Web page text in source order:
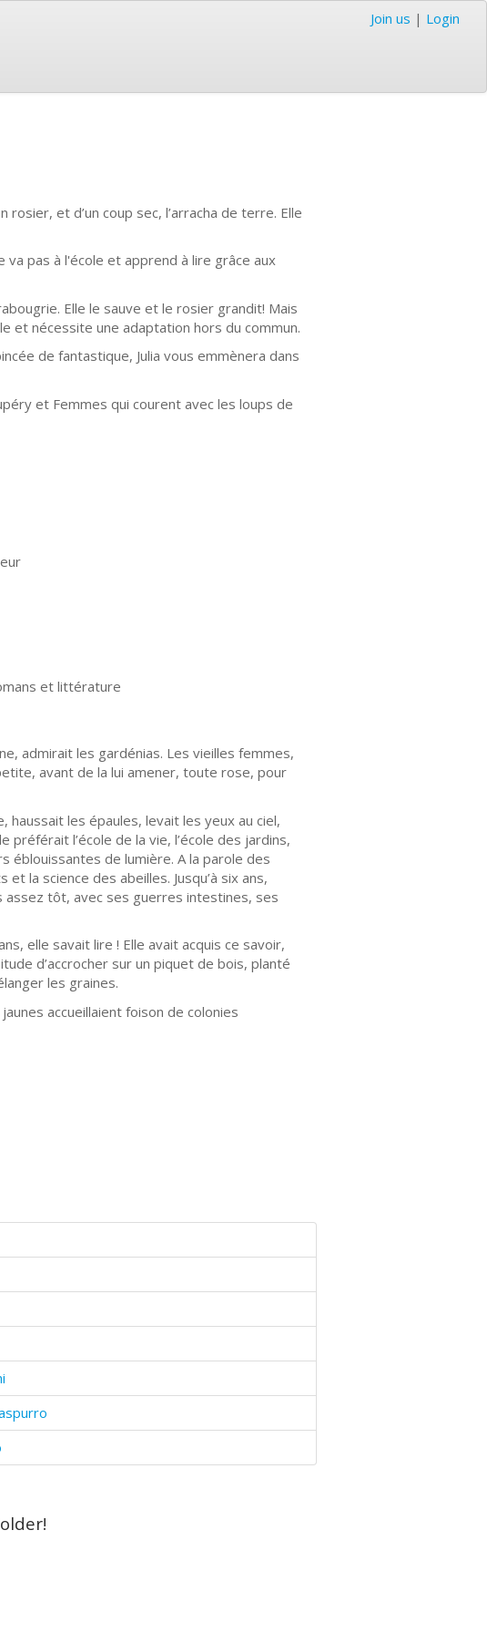
Join us | Login
et d’un coup sec, l’arracha de terre. Elle
va pas à l'école et apprend à lire grâce aux
Elle le sauve et le rosier grandit! Mais
et nécessite une adaptation hors du commun.
de fantastique, Julia vous emmènera dans
et Femmes qui courent avec les loups de
et littérature
admirait les gardénias. Les vieilles femmes,
avant de la lui amener, toute rose, pour
haussait les épaules, levait les yeux au ciel,
préférait l’école de la vie, l’école des jardins,
de lumière. A la parole des
la science des abeilles. Jusqu’à six ans,
assez tôt, avec ses guerres intestines, ses
elle savait lire ! Elle avait acquis ce savoir,
d’accrocher sur un piquet de bois, planté
les graines.
accueillaient foison de colonies